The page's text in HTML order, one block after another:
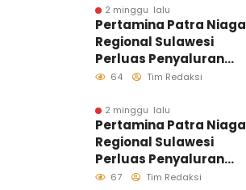
Ruang Tumbuh
Generasi Penjaga
Pesisir
2 minggu lalu
Pertamina Patra Niaga
Regional Sulawesi
Perluas Penyaluran
Biosolar B50, Kini
64 Tim Redaksi
2 minggu lalu
Pertamina Patra Niaga
Regional Sulawesi
Perluas Penyaluran
Biosolar B50, Kini
67 Tim Redaksi